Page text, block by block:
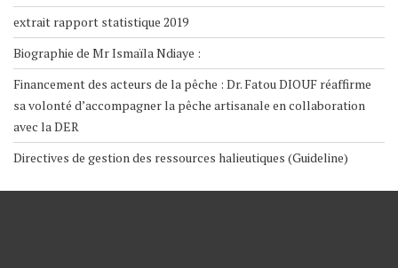
extrait rapport statistique 2019
Biographie de Mr Ismaïla Ndiaye :
Financement des acteurs de la pêche : Dr. Fatou DIOUF réaffirme
sa volonté d’accompagner la pêche artisanale en collaboration
avec la DER
Directives de gestion des ressources halieutiques (Guideline)